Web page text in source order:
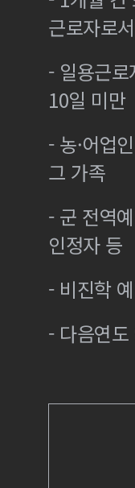
근로자로
- 일용근
10일 미만
- 농·어업
그 가족
- 군 전역
인정자 등
- 비진학
- 다음연